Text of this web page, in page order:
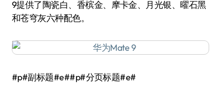
9提供了陶瓷白、香槟金、摩卡金、月光银、曜石黑
和苍穹灰六种配色。
#p#副标题#e##p#分页标题#e#